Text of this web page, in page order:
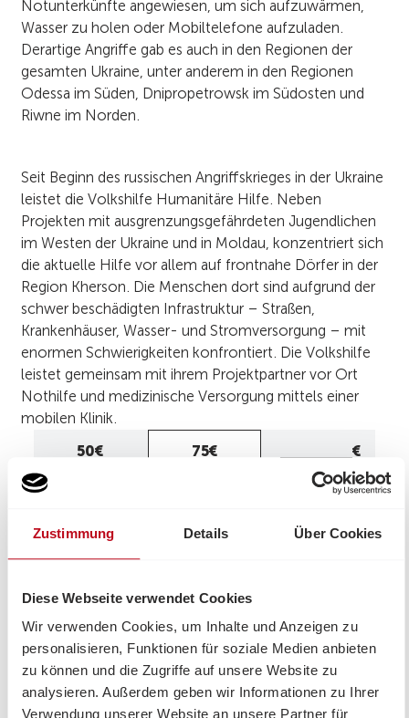
Zustimmung Details Über Cookies
Diese Webseite verwendet Cookies
Wir verwenden Cookies, um Inhalte und Anzeigen zu
personalisieren, Funktionen für soziale Medien anbieten
zu können und die Zugriffe auf unsere Website zu
analysieren. Außerdem geben wir Informationen zu Ihrer
Verwendung unserer Website an unsere Partner für
Notunterkünfte angewiesen, um sich aufzuwärmen,
Wasser zu holen oder Mobiltelefone aufzuladen.
Derartige Angriffe gab es auch in den Regionen der
gesamten Ukraine, unter anderem in den Regionen
Odessa im Süden, Dnipropetrowsk im Südosten und
Riwne im Norden.
Seit Beginn des russischen Angriffskrieges in der Ukraine
leistet die Volkshilfe Humanitäre Hilfe. Neben
Projekten mit ausgrenzungsgefährdeten Jugendlichen
im Westen der Ukraine und in Moldau, konzentriert sich
die aktuelle Hilfe vor allem auf frontnahe Dörfer in der
Region Kherson. Die Menschen dort sind aufgrund der
schwer beschädigten Infrastruktur – Straßen,
Krankenhäuser, Wasser- und Stromversorgung – mit
enormen Schwierigkeiten konfrontiert. Die Volkshilfe
leistet gemeinsam mit ihrem Projektpartner vor Ort
Nothilfe und medizinische Versorgung mittels einer
mobilen Klinik.
50€
75€
Betrag
Eigenen
eingeben
€
Frequenz
Einmalig
JETZT SPENDEN